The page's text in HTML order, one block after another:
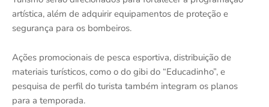
artística, além de adquirir equipamentos de proteção e
segurança para os bombeiros.
Ações promocionais de pesca esportiva, distribuição de
materiais turísticos, como o do gibi do “Educadinho”, e
pesquisa de perfil do turista também integram os planos
para a temporada.